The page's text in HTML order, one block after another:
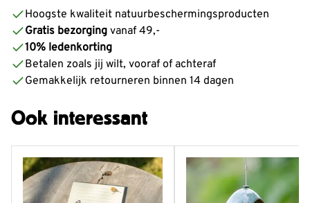
Hoogste kwaliteit natuurbeschermingsproducten
Gratis bezorging vanaf 49,-
10% ledenkorting
Betalen zoals jij wilt, vooraf of achteraf
Gemakkelijk retourneren binnen 14 dagen
Ook interessant